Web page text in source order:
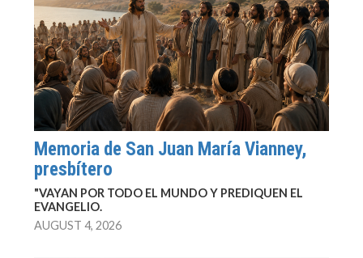
Memoria de San Juan María Vianney,
presbítero
"VAYAN POR TODO EL MUNDO Y PREDIQUEN EL
EVANGELIO.
AUGUST 4, 2026